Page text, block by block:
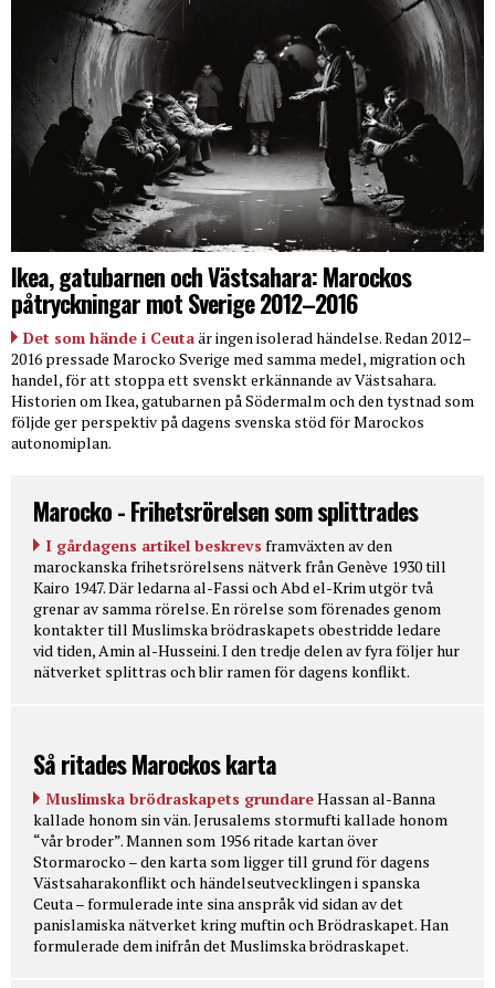
Ikea, gatubarnen och Västsahara: Marockos
påtryckningar mot Sverige 2012–2016
Det som hände i Ceutaär ingen isolerad händelse. Redan 2012–
2016 pressade Marocko Sverige med samma medel, migration och
handel, för att stoppa ett svenskt erkännande av Västsahara.
Historien om Ikea, gatubarnen på Södermalm och den tystnad som
följde ger perspektiv på dagens svenska stöd för Marockos
autonomiplan.
Marocko - Frihetsrörelsen som splittrades
I gårdagens artikel beskrevs framväxten av den
marockanska frihetsrörelsens nätverk från Genève 1930 till
Kairo 1947. Där ledarna al-Fassi och Abd el-Krim utgör två
grenar av samma rörelse. En rörelse som förenades genom
kontakter till Muslimska brödraskapets obestridde ledare
vid tiden, Amin al-Husseini. I den tredje delen av fyra följer hur
nätverket splittras och blir ramen för dagens konflikt.
Så ritades Marockos karta
Muslimska brödraskapets grundareHassan al-Banna
kallade honom sin vän. Jerusalems stormufti kallade honom
“vår broder”. Mannen som 1956 ritade kartan över
Stormarocko – den karta som ligger till grund för dagens
Västsaharakonflikt och händelseutvecklingen i spanska
Ceuta – formulerade inte sina anspråk vid sidan av det
panislamiska nätverket kring muftin och Brödraskapet. Han
formulerade dem inifrån det Muslimska brödraskapet.